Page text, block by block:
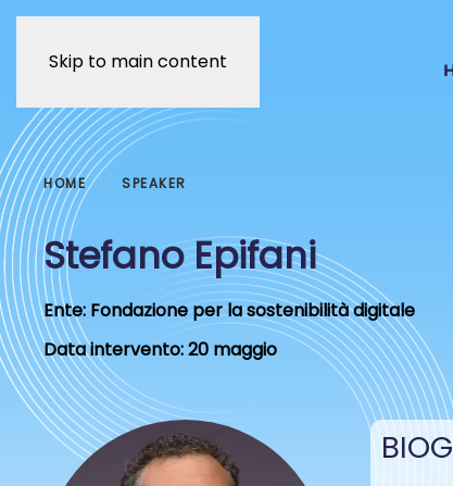
Skip to main content
HOME SPEAKER
Stefano Epifani
Ente: Fondazione per la sostenibilità digitale
Data intervento:20 maggio